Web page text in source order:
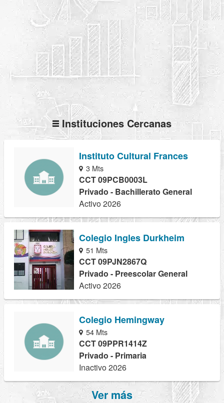
Instituciones Cercanas
Instituto Cultural Frances
3 Mts
CCT 09PCB0003L
Privado - Bachillerato General
Activo 2026
Colegio Ingles Durkheim
51 Mts
CCT 09PJN2867Q
Privado - Preescolar General
Activo 2026
Colegio Hemingway
54 Mts
CCT 09PPR1414Z
Privado - Primaria
Inactivo 2026
Ver más